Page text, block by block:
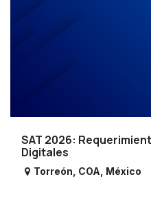
SAT 2026:
Digitales
Torreón COA México